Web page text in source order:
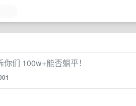
们 100w+能否躺平！